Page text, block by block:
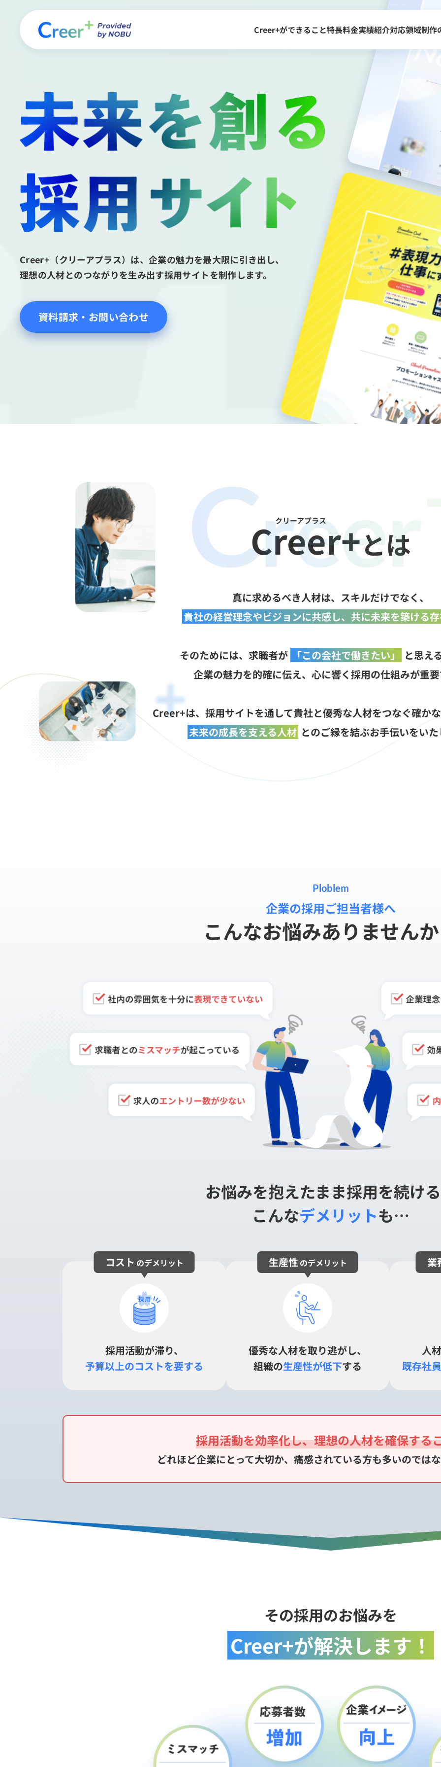
Creer+ができること特長料金実績紹介対応領域制作
Creer+（クリーアプラス）は、企業の魅力を最大限に引き出し、
理想の人材とのつながりを生み出す採用サイトを制作します。
資料請求・お問い合わせ
クリーアプラス
Creer+とは
真に求めるべき人材は、スキルだけでなく、
貴社の経営理念やビジョンに共感し、共に未来を築ける
そのためには、求職者が 「この会社で働きたい」
と思え
企業の魅力を的確に伝え、心に響く採用の仕組みが重
Creer+は、採用サイトを通して貴社と優秀な人材をつなぐ確か
未来の成長を支える人材 とのご縁を結ぶお手伝いをい
Ploblem
企業の採用ご担当者様へ
こんなお悩みありません
お悩みを抱えたまま採用を続け
こんなデメリットも…
コスト のデメリット
採用活動が滞り、
予算以上のコストを要する
生産性のデメリット
優秀な人材を取り逃がし、
組織の生産性が低下する
業
人
既存社
採用活動を効率化し、理想の人材を確保する
どれほど企業にとって大切か、 痛感されている方も多いのでは
その採用のお悩みを
Creer+が解決します！